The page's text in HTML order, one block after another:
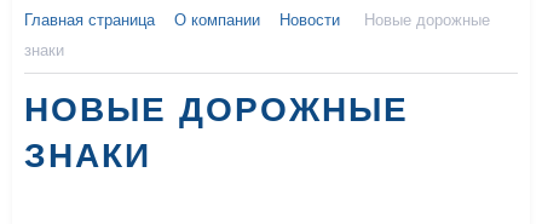
Главная страница О компании Новости
Новые дорожные
знаки
НОВЫЕ ДОРОЖНЫЕ
ЗНАКИ